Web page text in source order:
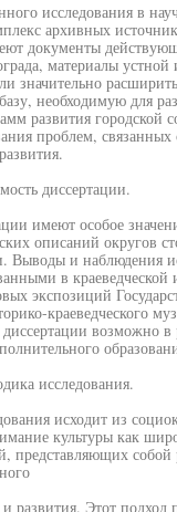
исследования в
архивных
документы
материалы
значительно
необходимую для
развития городской
проблем, связанных
диссертации.
имеют особое
описаний округов
Выводы и наблюдения
в
экспозиций
краеведческого
возможно в
исследования.
исходит из
культуры как
представляющих собой
развития. Этот подход